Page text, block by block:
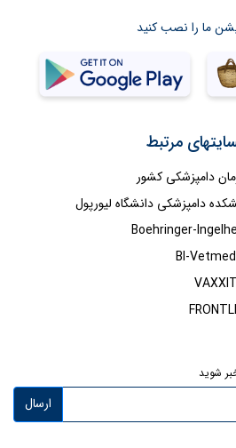
ما را نصب کنید
مرتبط
دامپزشکی کشور
دامپزشکی دانشگاه لیورپول
Boehringer-
BI-
شوید
ارسال